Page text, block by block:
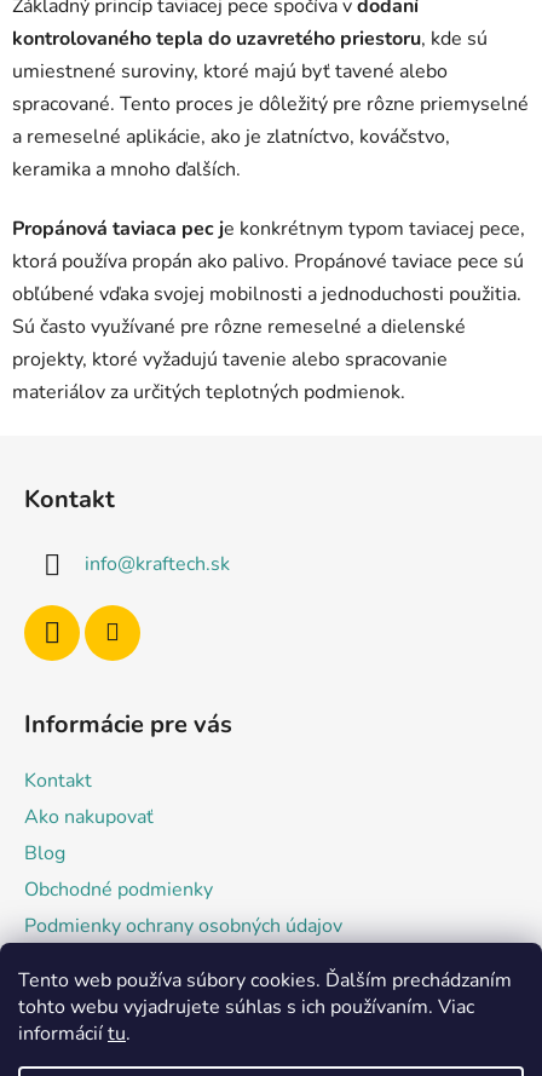
Tento web používa súbory cookies. Ďalším prechádzaním
tohto webu vyjadrujete súhlas s ich používaním. Viac
informáciítu.
d
a
c
i
v
k
y
v
ý
p
i
Základný princíp taviacej pece spočíva vdodaní
kontrolovaného tepla do uzavretého priestoru, kde sú
umiestnené suroviny, ktoré majú byť tavené alebo
spracované. Tento proces je dôležitý pre rôzne priemyselné
a remeselné aplikácie, ako je zlatníctvo, kováčstvo,
keramika a mnoho ďalších.
Propánová taviaca pec je konkrétnym typom taviacej pece,
ktorá používa propán ako palivo. Propánové taviace pece sú
obľúbené vďaka svojej mobilnosti a jednoduchosti použitia.
Sú často využívané pre rôzne remeselné a dielenské
projekty, ktoré vyžadujú tavenie alebo spracovanie
materiálov za určitých teplotných podmienok.
Kontakt
info@kraftech.sk
Informácie pre vás
Kontakt
Ako nakupovať
Blog
Obchodné podmienky
Podmienky ochrany osobných údajov
Facebook